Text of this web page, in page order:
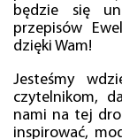
będzie się
przepisów
dzięki Wam!
Jesteśmy
czytelnikom,
nami na tej
inspirować,